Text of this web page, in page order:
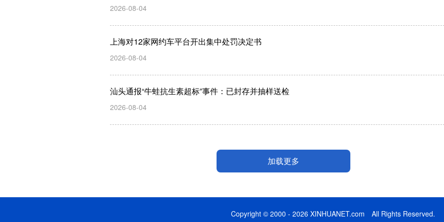
2026-08-04
上海对12家网约车平台开出集中处罚决定书
2026-08-04
汕头通报“牛蛙抗生素超标”事件：已封存并抽样送检
2026-08-04
加载更多
Copyright © 2000 - 2026 XINHUANET.com All Rights Reserved.